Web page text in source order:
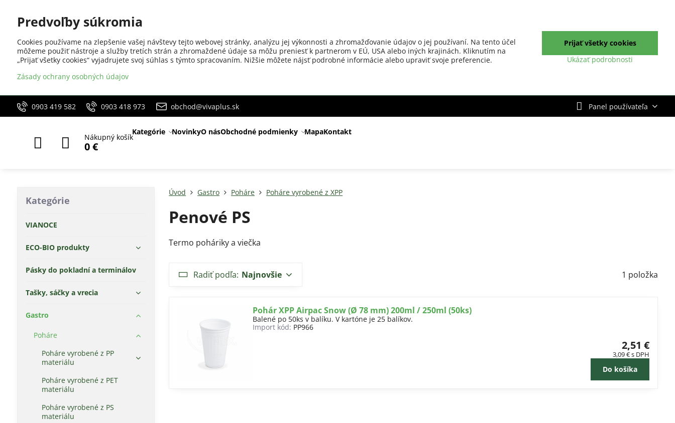
0903 419 582 0903 418 973 obchod@vivaplus.sk Panel používateľa
Nákupný košík
0 €
Kategórie NovinkyO násObchodné podmienky MapaKontakt
Úvod Gastro Poháre Poháre vyrobené z XPP
Penové PS
Termo poháriky a viečka
Radiť podľa: Najnovšie 1 položka
Pohár XPP Airpac Snow (Ø 78 mm) 200ml / 250ml (50ks)
Balené po 50ks v balíku. V kartóne je 25 balíkov.
Import kód: PP966
2,51 €
3,09 €s DPH
Do košíka
Kategórie
VIANOCE
ECO-BIO produkty
Pásky do pokladní a terminálov
Tašky, sáčky a vrecia
Gastro
Poháre
Poháre vyrobené z PP
materiálu
Poháre vyrobené z PET
materiálu
Poháre vyrobené z PS
materiálu
Predvoľby súkromia
Cookies používame na zlepšenie vašej návštevy tejto webovej stránky, analýzu jej výkonnosti a zhromažďovanie údajov o jej používaní. Na tento účel
môžeme použiť nástroje a služby tretích strán a zhromaždené údaje sa môžu preniesť k partnerom v EÚ, USA alebo iných krajinách. Kliknutím na
„Prijať všetky cookies“ vyjadrujete svoj súhlas s týmto spracovaním. Nižšie môžete nájsť podrobné informácie alebo upraviť svoje preferencie.
Zásady ochrany osobných údajov
Ukázať podrobnosti
Prijať všetky cookies